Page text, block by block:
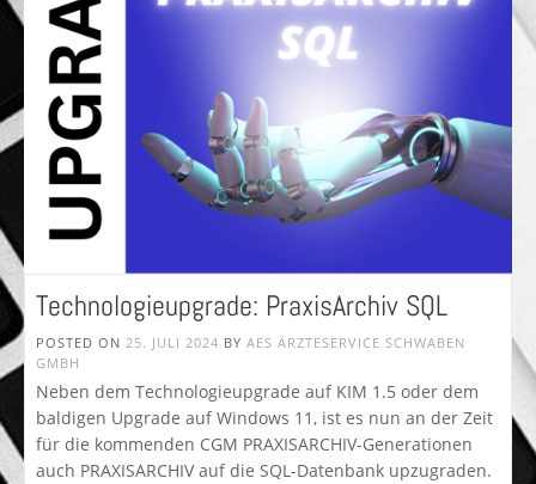
Technologieupgrade: PraxisArchiv SQL
POSTED ON 25. JULI 2024 BY AES ÄRZTESERVICE SCHWABEN
GMBH
Neben dem Technologieupgrade auf KIM 1.5 oder dem
baldigen Upgrade auf Windows 11, ist es nun an der Zeit
für die kommenden CGM PRAXISARCHIV-Generationen
auch PRAXISARCHIV auf die SQL-Datenbank upzugraden.